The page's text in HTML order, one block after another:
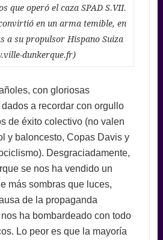
que operó el caza SPAD S.VII.
en un arma temible, en
a su propulsor Hispano Suiza
dunkerque.fr)
con gloriosas
a recordar con orgullo
de éxito colectivo (no valen
y baloncesto, Copas Davis y
Desgraciadamente,
se nos ha vendido un
más sombras que luces,
de la propaganda
ha bombardeado con todo
Lo peor es que la mayoría